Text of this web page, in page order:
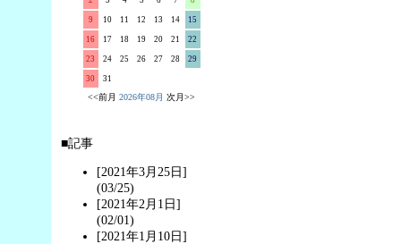
9 10 11 12 13 14 15
16 17 18 19 20 21 22
23 24 25 26 27 28 29
30 31
<<前月 2026年08月 次月>>
■記事
[2021年3月25日]
(03/25)
[2021年2月1日]
(02/01)
[2021年1月10日]